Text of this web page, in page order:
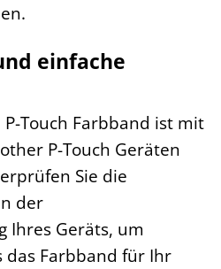
einfache
Touch Farbband ist mit
P-Touch Geräten
Sie die
der
Ihres Geräts, um
das Farbband für Ihr